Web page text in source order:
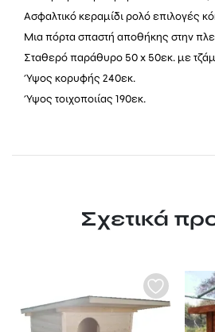
Ασφαλτικό κεραμίδι ρολό επιλογές
Μια πόρτα σπαστή αποθήκης στην
Σταθερό παράθυρο 50 x 50εκ. με
Ύψος κορυφής 240εκ.
Ύψος τοιχοποιίας 190εκ.
Σχετικά